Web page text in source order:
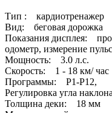
Тип : кардиотренажер
Вид: беговая дорожка
Показания дисплея:
одометр, измерение
Мощность: 3.0 л.с.
Скорость: 1 - 18 км/ час
Программы: Р1-Р12,
Регулировка угла
Толщина деки: 18 мм